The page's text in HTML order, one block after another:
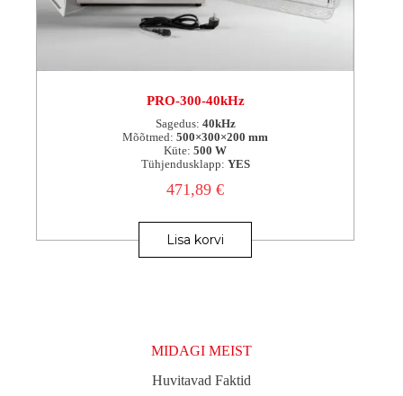
PRO-300-40kHz
Sagedus: 40kHz
Mõõtmed: 500×300×200 mm
Küte: 500 W
Tühjendusklapp: YES
471,89€
Lisa korvi
MIDAGI MEIST
Huvitavad Faktid